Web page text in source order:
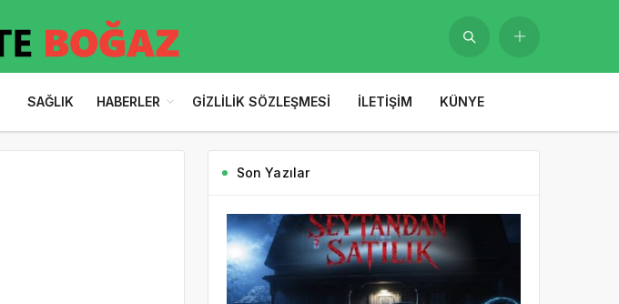
SAĞLIK HABERLER GIZLILIK SÖZLEŞMESI İLETIŞIM KÜNYE
Son Yazılar